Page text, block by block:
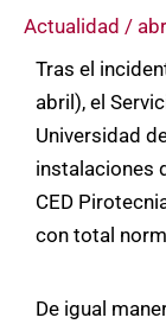
Actualidad /
Tras el
abril), el
Universidad
instalaciones
CED
con total
De igual